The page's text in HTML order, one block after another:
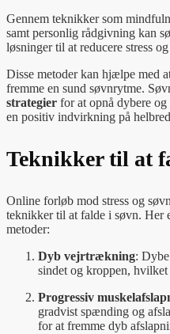
Gennem teknikker som
samt personlig rådgivning kan
løsninger til at reducere stress
Disse metoder kan hjælpe med
fremme en sund søvnrytme.
strategier for at opnå dybere
en positiv indvirkning på
Teknikker til at
Online forløb mod stress og
teknikker til at falde i søvn. Her
metoder:
Dyb vejrtrækning:
sindet og kroppen,
Progressiv
gradvist spænding og
for at fremme dyb